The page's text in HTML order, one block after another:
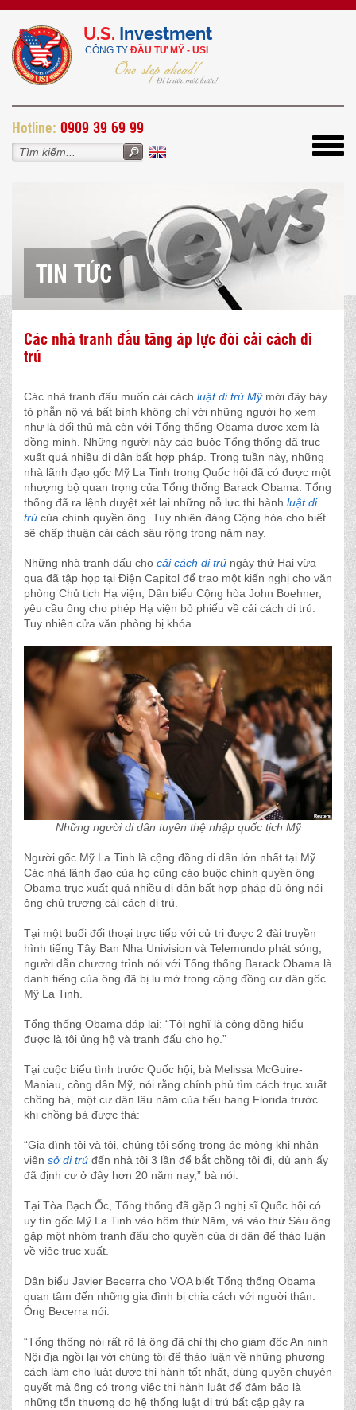
U.S. Investment
CÔNG TY ĐẦU TƯ MỸ - USI
Hotline: 0909 39 69 99
TIN TỨC
Các nhà tranh đấu tăng áp lực đòi cải cách di
trú
Các nhà tranh đấu muốn cải cách luật di trú Mỹmới đây bày
tỏ phẫn nộ và bất bình không chỉ với những người họ xem
như là đối thủ mà còn với Tổng thống Obama được xem là
đồng minh. Những người này cáo buộc Tổng thống đã trục
xuất quá nhiều di dân bất hợp pháp. Trong tuần này, những
nhà lãnh đạo gốc Mỹ La Tinh trong Quốc hội đã có được một
nhượng bộ quan trọng của Tổng thống Barack Obama. Tổng
thống đã ra lệnh duyệt xét lại những nỗ lực thi hành luật di
trú của chính quyền ông. Tuy nhiên đảng Cộng hòa cho biết
sẽ chấp thuận cải cách sâu rộng trong năm nay.
Những nhà tranh đấu cho cải cách di trú ngày thứ Hai vừa
qua đã tập họp tại Điện Capitol để trao một kiến nghị cho văn
phòng Chủ tịch Hạ viện, Dân biểu Cộng hòa John Boehner,
yêu cầu ông cho phép Hạ viện bỏ phiếu về cải cách di trú.
Tuy nhiên cửa văn phòng bị khóa.
Những người di dân tuyên thệ nhập quốc tịch Mỹ
Người gốc Mỹ La Tinh là cộng đồng di dân lớn nhất tại Mỹ.
Các nhà lãnh đạo của họ cũng cáo buộc chính quyền ông
Obama trục xuất quá nhiều di dân bất hợp pháp dù ông nói
ông chủ trương cải cách di trú.
Tại một buối đối thoại trực tiếp với cử tri được 2 đài truyền
hình tiếng Tây Ban Nha Univision và Telemundo phát sóng,
người dẫn chương trình nói với Tổng thống Barack Obama là
danh tiếng của ông đã bị lu mờ trong cộng đồng cư dân gốc
Mỹ La Tinh.
Tổng thống Obama đáp lại: “Tôi nghĩ là cộng đồng hiểu
được là tôi ủng hộ và tranh đấu cho họ.”
Tại cuộc biểu tình trước Quốc hội, bà Melissa McGuire-
Maniau, công dân Mỹ, nói rằng chính phủ tìm cách trục xuất
chồng bà, một cư dân lâu năm của tiểu bang Florida trước
khi chồng bà được thả:
“Gia đình tôi và tôi, chúng tôi sống trong ác mộng khi nhân
viên sở di trú đến nhà tôi 3 lần để bắt chồng tôi đi, dù anh ấy
đã định cư ở đây hơn 20 năm nay,” bà nói.
Tại Tòa Bạch Ốc, Tổng thống đã gặp 3 nghị sĩ Quốc hội có
uy tín gốc Mỹ La Tinh vào hôm thứ Năm, và vào thứ Sáu ông
gặp một nhóm tranh đấu cho quyền của di dân để thảo luận
về việc trục xuất.
Dân biểu Javier Becerra cho VOA biết Tổng thống Obama
quan tâm đến những gia đình bị chia cách với người thân.
Ông Becerra nói:
“Tổng thống nói rất rõ là ông đã chỉ thị cho giám đốc An ninh
Nội địa ngồi lại với chúng tôi để thảo luận về những phương
cách làm cho luật được thi hành tốt nhất, dùng quyền chuyên
quyết mà ông có trong việc thi hành luật để đảm bảo là
những tổn thương do hệ thống luật di trú bất cập gây ra